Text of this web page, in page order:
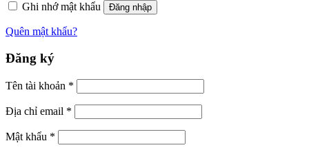
Ghi nhớ mật khẩu Đăng nhập
Quên mật khẩu?
Đăng ký
Tên tài khoản *
Địa chỉ email *
Mật khẩu *